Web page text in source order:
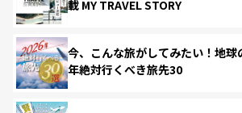
載 MY TRAVEL STORY
今、こんな旅がしてみたい！地
年絶対行くべき旅先30